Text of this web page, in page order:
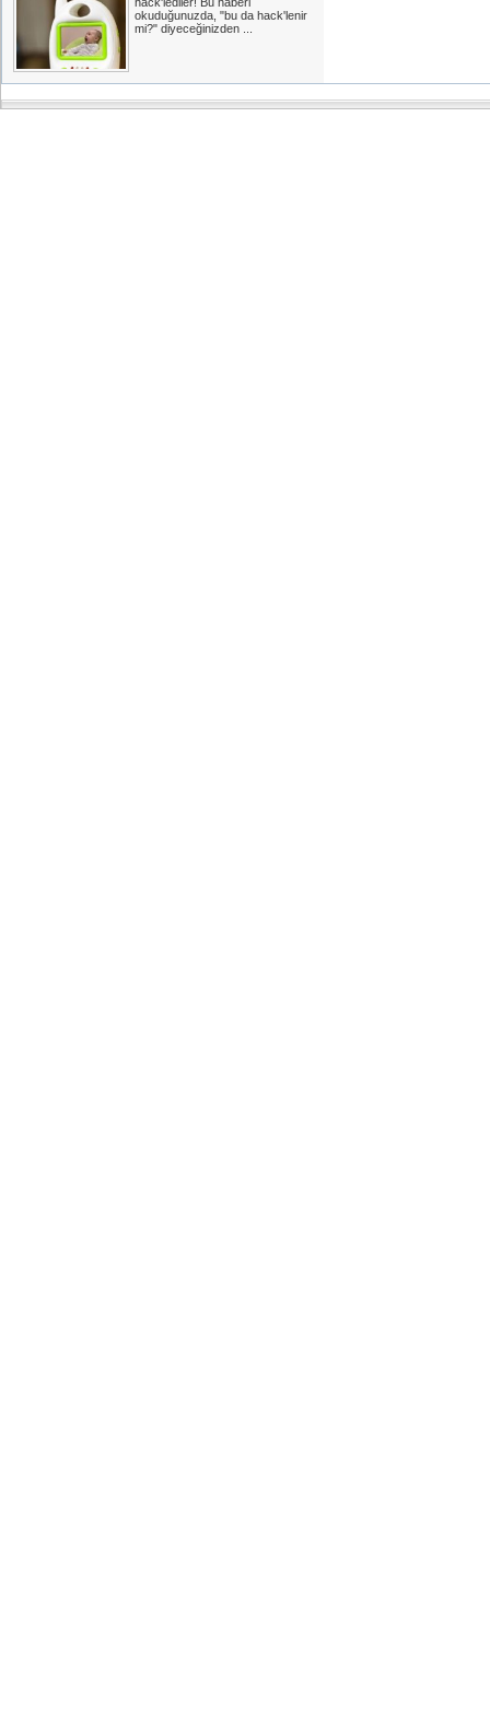
okuduğunuzda, "bu da hack'lenir
mi?" diyeceğinizden ...